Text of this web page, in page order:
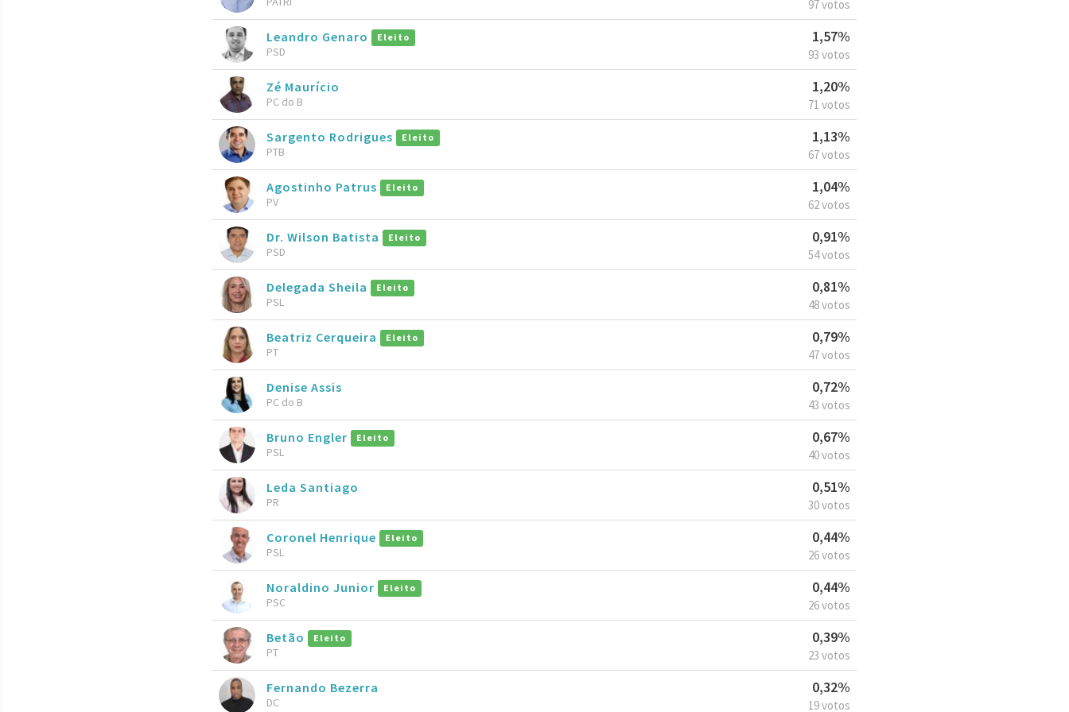
97 votos
Leandro Genaro Eleito
PSD
1,57%
93 votos
Zé Maurício
PC do B
1,20%
71 votos
Sargento Rodrigues Eleito
PTB
1,13%
67 votos
Agostinho Patrus Eleito
PV
1,04%
62 votos
Dr. Wilson Batista Eleito
PSD
0,91%
54 votos
Delegada Sheila Eleito
PSL
0,81%
48 votos
Beatriz Cerqueira Eleito
PT
0,79%
47 votos
Denise Assis
PC do B
0,72%
43 votos
Bruno Engler Eleito
PSL
0,67%
40 votos
Leda Santiago
PR
0,51%
30 votos
Coronel Henrique Eleito
PSL
0,44%
26 votos
Noraldino Junior Eleito
PSC
0,44%
26 votos
Betão Eleito
PT
0,39%
23 votos
Fernando Bezerra
DC
0,32%
19 votos